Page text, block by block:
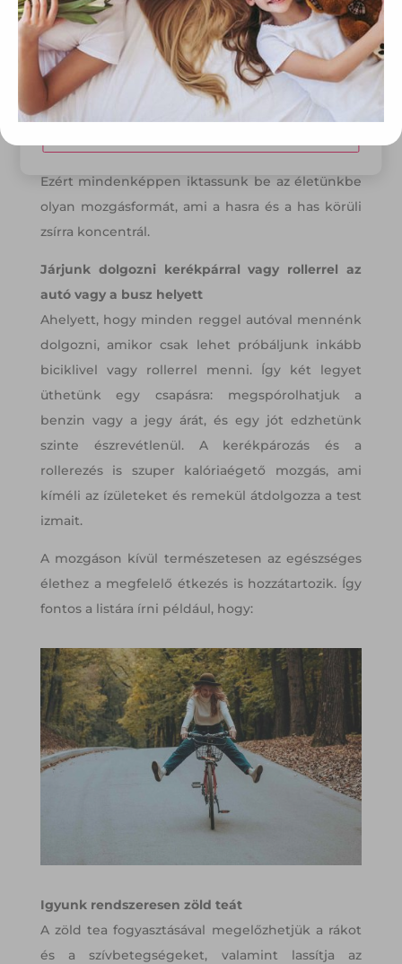
Az előbbi ugyanis magában hordozza az idő előtti
szív- és érrendszeri megbetegedések
kockázatát. Ennek az az oka, hogy a hasi
szerveket körülvevő zsír zsírsavakat, gyulladást
okozó anyagokat és hormonokat szabadít fel,
vércukorszint- és vérnyomásszinthez vezetnek.
Ezért mindenképpen iktassunk be az életünkbe
olyan mozgásformát, ami a hasra és a has körüli
zsírra koncentrál.
Járjunk dolgozni kerékpárral vagy rollerrel az
autó vagy a busz helyett
Ahelyett, hogy minden reggel autóval mennénk
dolgozni, amikor csak lehet próbáljunk inkább
biciklivel vagy rollerrel menni. Így két legyet
üthetünk egy csapásra: megspórolhatjuk a
benzin vagy a jegy árát, és egy jót edzhetünk
szinte észrevétlenül. A kerékpározás és a
rollerezés is szuper kalóriaégető mozgás, ami
kíméli az ízületeket és remekül átdolgozza a test
izmait.
A mozgáson kívül természetesen az egészséges
élethez a megfelelő étkezés is hozzátartozik. Így
fontos a listára írni például, hogy:
Igyunk rendszeresen zöld teát
A zöld tea fogyasztásával megelőzhetjük a rákot
és a szívbetegségeket, valamint lassítja az
tárolásához a felhasználók hozzájárulását kell kérniük.
Elfogadom
Módosítom a beállításokat